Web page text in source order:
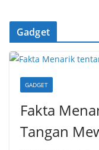
Gadget
GADGET
Fakta
Tangan